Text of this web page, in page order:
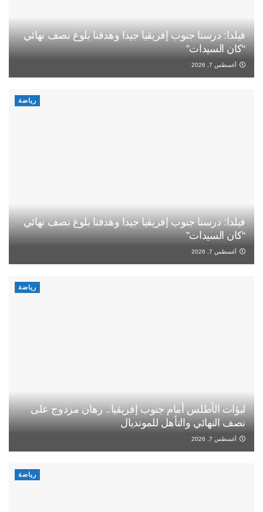
فيلدا: درسنا جنوب إفريقيا جيدا وهدفنا بلوغ نصف نهائي
“كان السيدات”
أغسطس 7, 2026
رياضة
فيلدا: درسنا جنوب إفريقيا جيدا وهدفنا بلوغ نصف نهائي
“كان السيدات”
أغسطس 7, 2026
رياضة
لبؤات الأطلس أمام جنوب إفريقيا.. رهان مزدوج على
نصف النهائي والتأهل للمونديال
أغسطس 7, 2026
رياضة